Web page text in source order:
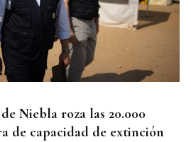
Dental Elena Ribao en
planes personalizados para
Niebla roza las 20.000
de capacidad de extinción